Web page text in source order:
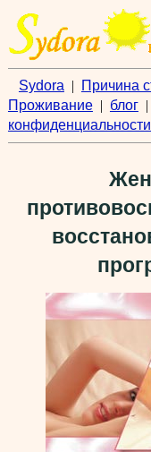
Sydora | Причина
Проживание| блог|
конфиденциальности